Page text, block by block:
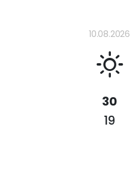
10.08.2026
30
19